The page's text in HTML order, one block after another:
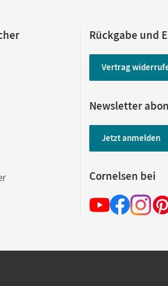
Rückgabe und
Vertrag
Newsletter
Jetzt anmelden
Cornelsen bei